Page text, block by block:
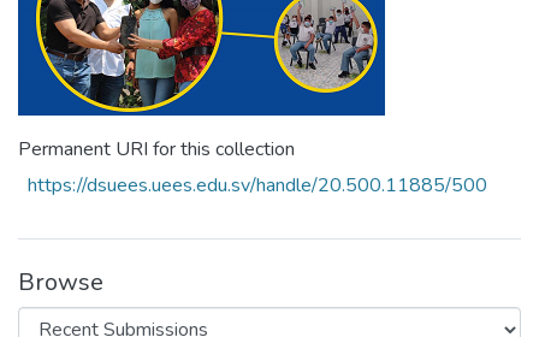
Permanent URI for this collection
https://dsuees.uees.edu.sv/handle/20.500.11885/500
Browse